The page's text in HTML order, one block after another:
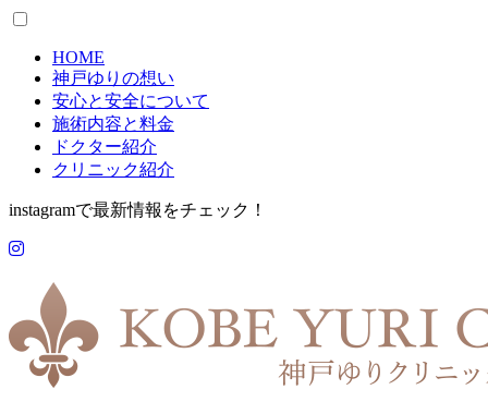
HOME
神戸ゆりの想い
安心と安全について
施術内容と料金
ドクター紹介
クリニック紹介
instagramで最新情報をチェック！